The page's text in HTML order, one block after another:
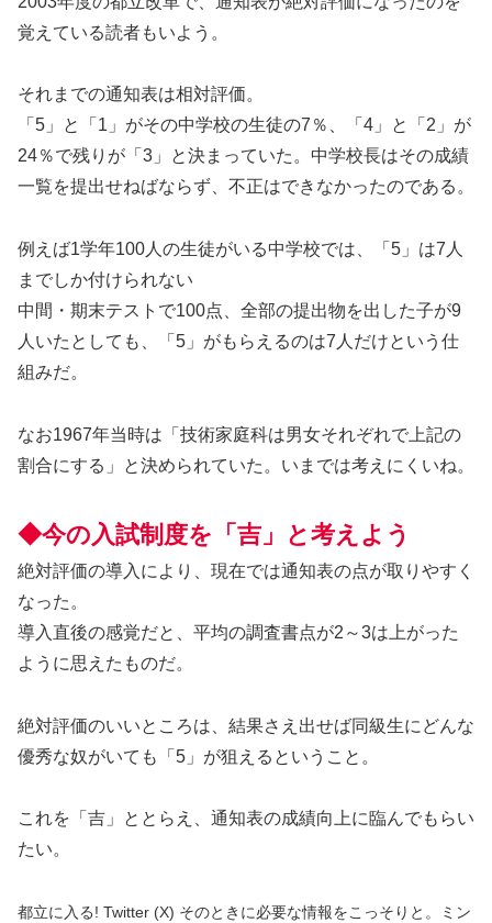
覚えている読者もいよう。
それまでの通知表は相対評価。
「5」と「1」がその中学校の生徒の7％、「4」と「2」が
24％で残りが「3」と決まっていた。中学校長はその成績
一覧を提出せねばならず、不正はできなかったのである。
例えば1学年100人の生徒がいる中学校では、「5」は7人
までしか付けられない
中間・期末テストで100点、全部の提出物を出した子が9
人いたとしても、「5」がもらえるのは7人だけという仕
組みだ。
なお1967年当時は「技術家庭科は男女それぞれで上記の
割合にする」と決められていた。いまでは考えにくいね。
◆今の入試制度を「吉」と考えよう
絶対評価の導入により、現在では通知表の点が取りやすく
なった。
導入直後の感覚だと、平均の調査書点が2～3は上がった
ように思えたものだ。
絶対評価のいいところは、結果さえ出せば同級生にどんな
優秀な奴がいても「5」が狙えるということ。
これを「吉」ととらえ、通知表の成績向上に臨んでもらい
たい。
都立に入る! Twitter (X) そのときに必要な情報をこっそりと。ミン